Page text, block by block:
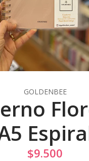
GOLDENBEE
$9.500